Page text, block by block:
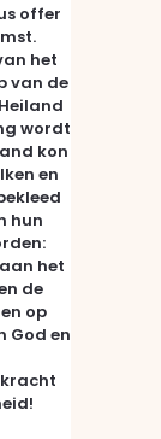
offer
het
van de
wordt
kon
en
hun
het
de
op
God en